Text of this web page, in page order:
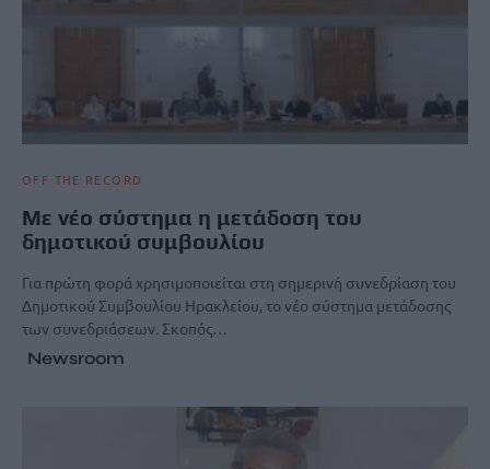
OFF THE RECORD
Με νέο σύστημα η μετάδοση του
δημοτικού συμβουλίου
Για πρώτη φορά χρησιμοποιείται στη σημερινή συνεδρίαση του
Δημοτικού Συμβουλίου Ηρακλείου, το νέο σύστημα μετάδοσης
των συνεδριάσεων. Σκοπός…
Newsroom